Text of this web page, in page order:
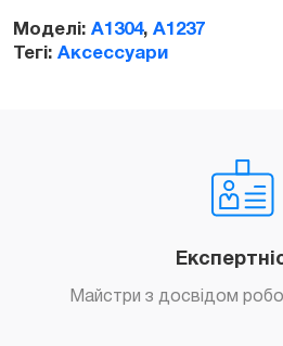
Моделі: A1304, A1237
Тегі: Аксессуари
Майстри з досвідом